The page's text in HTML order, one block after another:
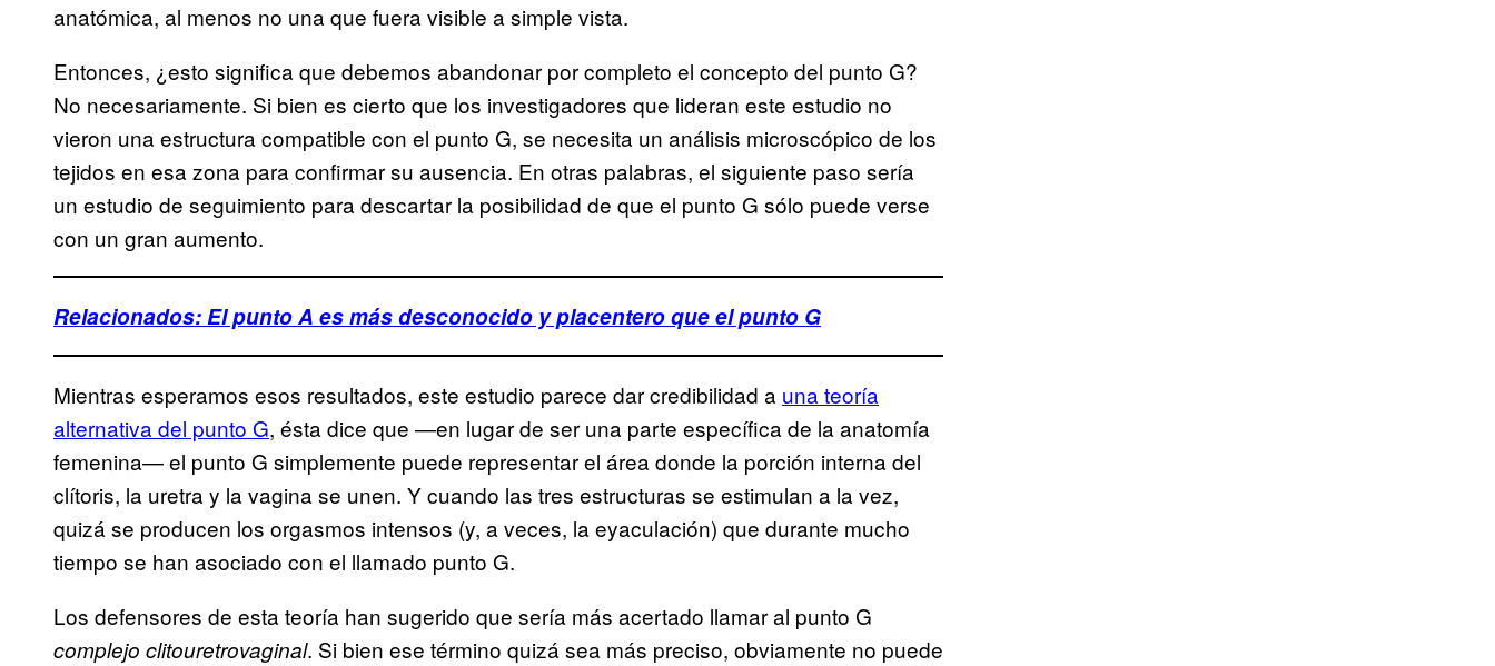
anatómica, al menos no una que fuera visible a simple vista.
Entonces, ¿esto significa que debemos abandonar por completo el concepto del punto G?
No necesariamente. Si bien es cierto que los investigadores que lideran este estudio no
vieron una estructura compatible con el punto G, se necesita un análisis microscópico de los
tejidos en esa zona para confirmar su ausencia. En otras palabras, el siguiente paso sería
un estudio de seguimiento para descartar la posibilidad de que el punto G sólo puede verse
con un gran aumento.
Relacionados: El punto A es más desconocido y placentero que el punto G
Mientras esperamos esos resultados, este estudio parece dar credibilidad a una teoría
alternativa del punto G, ésta dice que —en lugar de ser una parte específica de la anatomía
femenina— el punto G simplemente puede representar el área donde la porción interna del
clítoris, la uretra y la vagina se unen. Y cuando las tres estructuras se estimulan a la vez,
quizá se producen los orgasmos intensos (y, a veces, la eyaculación) que durante mucho
tiempo se han asociado con el llamado punto G.
Los defensores de esta teoría han sugerido que sería más acertado llamar al punto G
complejo clitouretrovaginal. Si bien ese término quizá sea más preciso, obviamente no puede